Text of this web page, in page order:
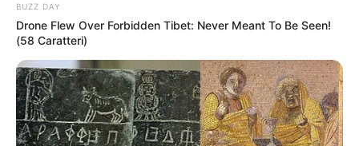
Die Nuss-Eierlikör-Torte ist eine
unwiderstehliche Kombination aus nussigem
Biskuit, einer cremigen Eierlikörfüllung und einer
BUZZ DAY
Drone Flew Over Forbidden Tibet: Never Meant To Be Seen!
(58 Caratteri)